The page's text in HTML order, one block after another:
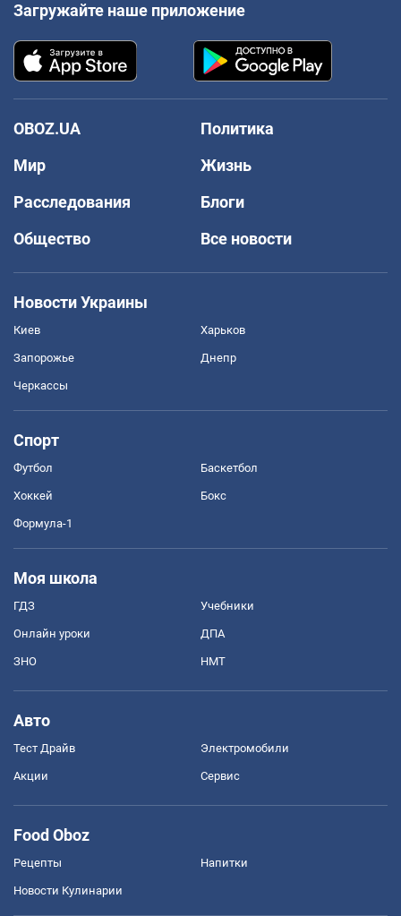
Загружайте наше приложение
OBOZ.UA
Политика
Мир
Жизнь
Расследования
Блоги
Общество
Все новости
Новости Украины
Киев Харьков
Запорожье Днепр
Черкассы
Спорт
Футбол Баскетбол
Хоккей Бокс
Формула-1
Моя школа
ГДЗ Учебники
Онлайн уроки ДПА
ЗНО НМТ
Авто
Тест Драйв Электромобили
Акции Сервис
Food Oboz
Рецепты Напитки
Новости Кулинарии